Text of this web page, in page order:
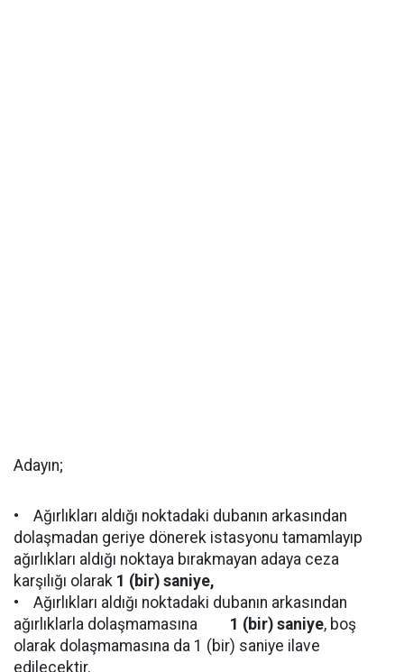
Adayın;
• Ağırlıkları aldığı noktadaki dubanın arkasından
dolaşmadan geriye dönerek istasyonu tamamlayıp
ağırlıkları aldığı noktaya bırakmayan adaya ceza
karşılığı olarak 1 (bir) saniye,
• Ağırlıkları aldığı noktadaki dubanın arkasından
ağırlıklarla dolaşmamasına
1 (bir) saniye, boş
olarak dolaşmamasına da 1 (bir) saniye ilave
edilecektir.